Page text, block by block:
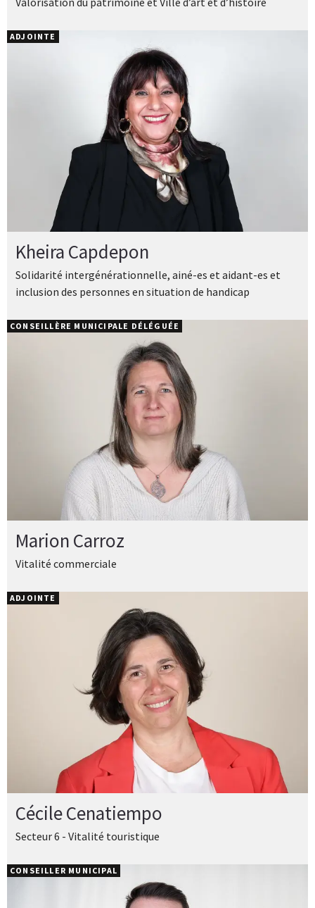
Kheira Capdepon
Solidarité intergénérationnelle, ainé-es et aidant-es et
inclusion des personnes en situation de handicap
ADJOINTE
Marion Carroz
Vitalité commerciale
CONSEILLÈRE MUNICIPALE DÉLÉGUÉE
Cécile Cenatiempo
Secteur 6 - Vitalité touristique
ADJOINTE
CONSEILLER MUNICIPAL